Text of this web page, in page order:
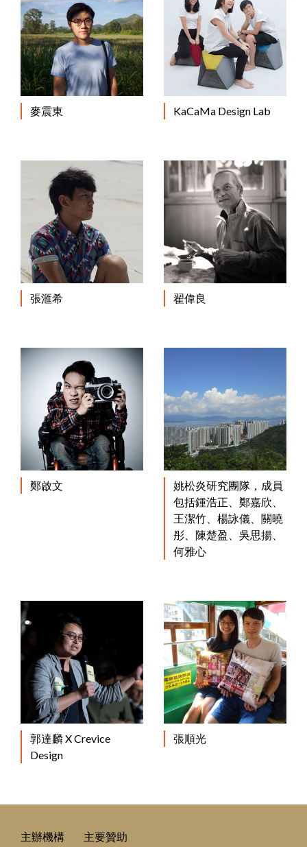
麥震東 KaCaMa Design Lab
張滙希 翟偉良
鄭啟文
姚松炎研究團隊，成員
包括鍾浩正、鄭嘉欣、
王潔竹、楊詠儀、關曉
彤、陳楚盈、吳思揚、
何雅心
郭達麟 X Crevice
Design
張順光
主辦機構 主要贊助